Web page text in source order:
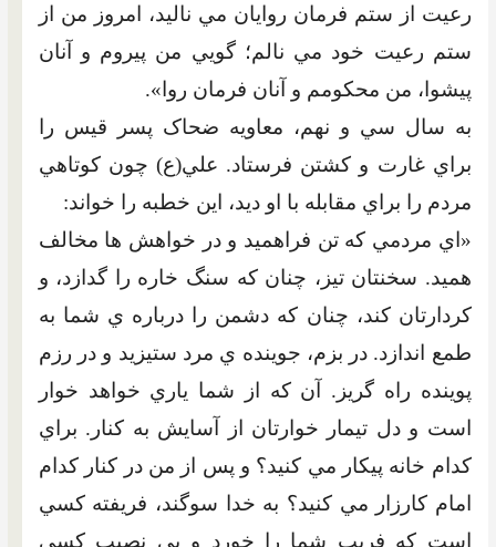
رعيت از ستم فرمان روايان مي ناليد، امروز من از
ستم رعيت خود مي نالم؛ گويي من پيروم و آنان
پيشوا، من محکومم و آنان فرمان روا».
به سال سي و نهم، معاويه ضحاک پسر قيس را
براي غارت و کشتن فرستاد. علي(ع) چون کوتاهي
مردم را براي مقابله با او ديد، اين خطبه را خواند:
«اي مردمي که تن فراهميد و در خواهش ها مخالف
هميد. سخنتان تيز، چنان که سنگ خاره را گدازد، و
کردارتان کند، چنان که دشمن را درباره ي شما به
طمع اندازد. در بزم، جوينده ي مرد ستيزيد و در رزم
پوينده راه گريز. آن که از شما ياري خواهد خوار
است و دل تيمار خوارتان از آسايش به کنار. براي
کدام خانه پيکار مي کنيد؟ و پس از من در کنار کدام
امام کارزار مي کنيد؟ به خدا سوگند، فريفته کسي
است که فريب شما را خورد و بي نصيب کسي